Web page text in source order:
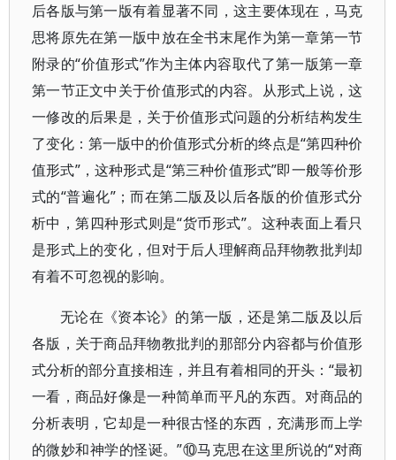
后各版与第一版有着显著不同，这主要体现在，马克
思将原先在第一版中放在全书末尾作为第一章第一节
附录的“价值形式”作为主体内容取代了第一版第一章
第一节正文中关于价值形式的内容。从形式上说，这
一修改的后果是，关于价值形式问题的分析结构发生
了变化：第一版中的价值形式分析的终点是“第四种价
值形式”，这种形式是“第三种价值形式”即一般等价形
式的“普遍化”；而在第二版及以后各版的价值形式分
析中，第四种形式则是“货币形式”。这种表面上看只
是形式上的变化，但对于后人理解商品拜物教批判却
有着不可忽视的影响。
无论在《资本论》的第一版，还是第二版及以后
各版，关于商品拜物教批判的那部分内容都与价值形
式分析的部分直接相连，并且有着相同的开头：“最初
一看，商品好像是一种简单而平凡的东西。对商品的
分析表明，它却是一种很古怪的东西，充满形而上学
的微妙和神学的怪诞。”⑩马克思在这里所说的“对商